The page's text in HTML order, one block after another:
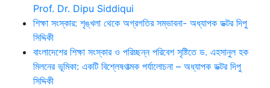
Prof. Dr. Dipu Siddiqui
শিক্ষা সংস্কার: শৃঙ্খলা থেকে অগ্রগতির সম্ভাবনা- অধ্যাপক ডক্টর দিপু
সিদ্দিকী
বাংলাদেশের শিক্ষা সংস্কার ও পরিচ্ছন্ন পরিবেশ সৃষ্টিতে ড. এহসানুল হক
মিলনের ভূমিকা: একটি বিশ্লেষণাত্মক পর্যালোচনা – অধ্যাপক ডক্টর দিপু
সিদ্দিকী